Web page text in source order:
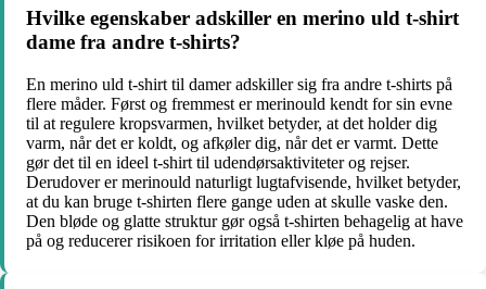
Hvilke egenskaber adskiller en merino uld t-shirt
dame fra andre t-shirts?
En merino uld t-shirt til damer adskiller sig fra andre t-shirts på
flere måder. Først og fremmest er merinould kendt for sin evne
til at regulere kropsvarmen, hvilket betyder, at det holder dig
varm, når det er koldt, og afkøler dig, når det er varmt. Dette
gør det til en ideel t-shirt til udendørsaktiviteter og rejser.
Derudover er merinould naturligt lugtafvisende, hvilket betyder,
at du kan bruge t-shirten flere gange uden at skulle vaske den.
Den bløde og glatte struktur gør også t-shirten behagelig at have
på og reducerer risikoen for irritation eller kløe på huden.